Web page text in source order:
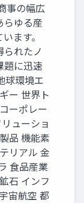
事の幅広
らゆる産
ます。
れたノ
題に迅速
球環境エ
ー 世界ト
ーポレー
ューショ
品 機能素
リアル 金
食品産業
石 インフ
宙航空 都